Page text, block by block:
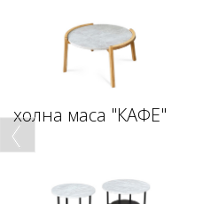
холна маса "КАФЕ"